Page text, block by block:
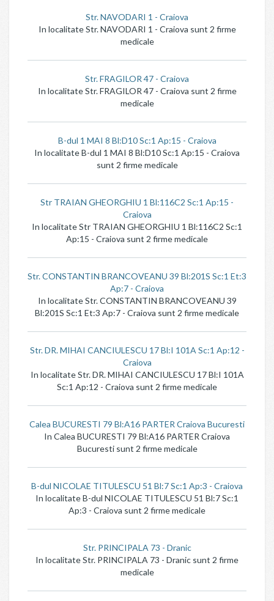
Str. NAVODARI 1 - Craiova
In localitate Str. NAVODARI 1 - Craiova sunt 2 firme
medicale
Str. FRAGILOR 47 - Craiova
In localitate Str. FRAGILOR 47 - Craiova sunt 2 firme
medicale
B-dul 1 MAI 8 Bl:D10 Sc:1 Ap:15 - Craiova
In localitate B-dul 1 MAI 8 Bl:D10 Sc:1 Ap:15 - Craiova
sunt 2 firme medicale
Str TRAIAN GHEORGHIU 1 Bl:116C2 Sc:1 Ap:15 -
Craiova
In localitate Str TRAIAN GHEORGHIU 1 Bl:116C2 Sc:1
Ap:15 - Craiova sunt 2 firme medicale
Str. CONSTANTIN BRANCOVEANU 39 Bl:201S Sc:1 Et:3
Ap:7 - Craiova
In localitate Str. CONSTANTIN BRANCOVEANU 39
Bl:201S Sc:1 Et:3 Ap:7 - Craiova sunt 2 firme medicale
Str. DR. MIHAI CANCIULESCU 17 Bl:I 101A Sc:1 Ap:12 -
Craiova
In localitate Str. DR. MIHAI CANCIULESCU 17 Bl:I 101A
Sc:1 Ap:12 - Craiova sunt 2 firme medicale
Calea BUCURESTI 79 Bl:A16 PARTER Craiova Bucuresti
In Calea BUCURESTI 79 Bl:A16 PARTER Craiova
Bucuresti sunt 2 firme medicale
B-dul NICOLAE TITULESCU 51 Bl:7 Sc:1 Ap:3 - Craiova
In localitate B-dul NICOLAE TITULESCU 51 Bl:7 Sc:1
Ap:3 - Craiova sunt 2 firme medicale
Str. PRINCIPALA 73 - Dranic
In localitate Str. PRINCIPALA 73 - Dranic sunt 2 firme
medicale